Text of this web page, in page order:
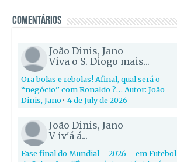
Comentários
João Dinis, Jano
Viva o S. Diogo mais...
Ora bolas e rebolas! Afinal, qual será o
“negócio” com Ronaldo ?… Autor: João
Dinis, Jano· 4 de July de 2026
João Dinis, Jano
V iv'á á...
Fase final do Mundial – 2026 – em Futebol